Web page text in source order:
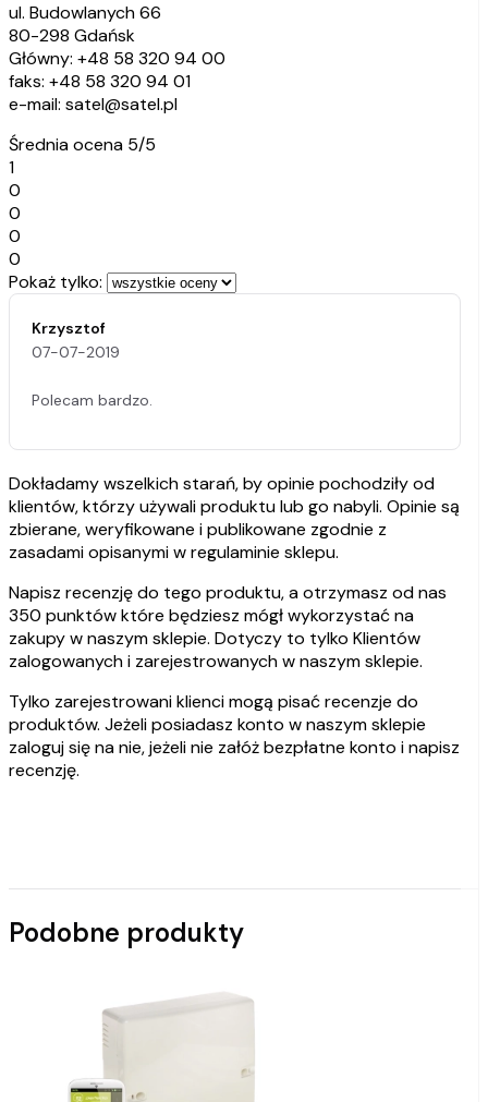
ul. Budowlanych 66
80-298 Gdańsk
Główny: +48 58 320 94 00
faks: +48 58 320 94 01
e-mail: satel@satel.pl
Średnia ocena 5/5
1
0
0
0
0
Pokaż tylko:
Krzysztof
07-07-2019
Polecam bardzo.
Dokładamy wszelkich starań, by opinie pochodziły od
klientów, którzy używali produktu lub go nabyli. Opinie są
zbierane, weryfikowane i publikowane zgodnie z
zasadami opisanymi w regulaminie sklepu.
Napisz recenzję do tego produktu, a otrzymasz od nas
350 punktów które będziesz mógł wykorzystać na
zakupy w naszym sklepie. Dotyczy to tylko Klientów
zalogowanych i zarejestrowanych w naszym sklepie.
Tylko zarejestrowani klienci mogą pisać recenzje do
produktów. Jeżeli posiadasz konto w naszym sklepie
zaloguj się na nie, jeżeli nie załóż bezpłatne konto i napisz
recenzję.
Podobne produkty